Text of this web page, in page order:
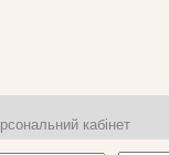
кабінет